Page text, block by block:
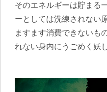
そのエネルギーは貯まる
ーとしては洗練されない
ますます消費できないも
れない身内にうごめく妖